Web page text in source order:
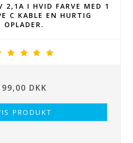
2,1A I HVID FARVE MED 1
C KABLE EN HURTIG
OPLADER.
99,00 DKK
PRODUKT